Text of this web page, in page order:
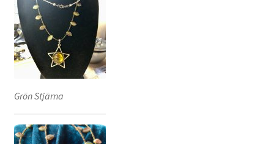
Grön Stjärna